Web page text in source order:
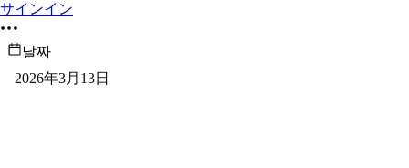
サインイン
날짜
2026年3月13日